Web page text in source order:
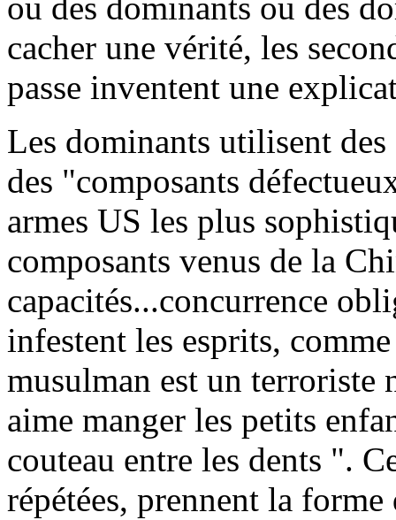
ou des dominants ou des
cacher une vérité, les
passe inventent une
Les dominants utilisent
des "composants
armes US les plus
composants venus de la
capacités...concurrence
infestent les esprits,
musulman est un
aime manger les petits
couteau entre les dents ".
répétées, prennent la forme